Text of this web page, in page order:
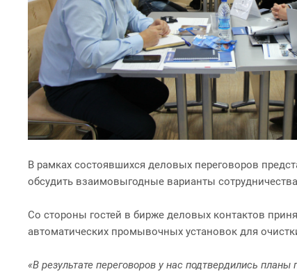
В рамках состоявшихся деловых переговоров
обсудить взаимовыгодные варианты
Со стороны гостей в бирже деловых контактов
автоматических промывочных установок для
«В результате переговоров у нас подтвердились